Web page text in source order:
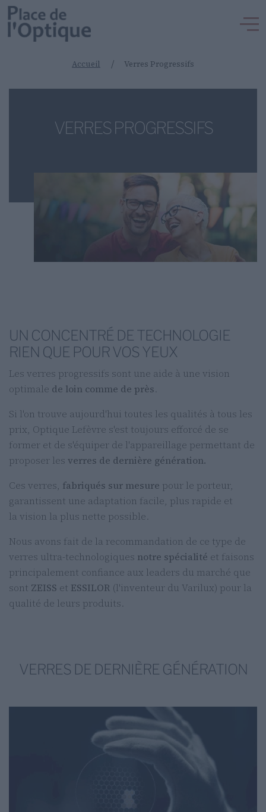
Accueil / Verres Progressifs
VERRES PROGRESSIFS
UN CONCENTRÉ DE TECHNOLOGIE
RIEN QUE POUR VOS YEUX
Les verres progressifs sont une aide à une vision
optimale de loin comme de près.
Si l'on trouve aujourd'hui toutes les qualités à tous les
prix, Optique Lefèvre s'est toujours efforcé de se
former et de s'équiper de l'appareillage permettant de
proposer les verres de dernière génération.
Ces verres, fabriqués sur mesure pour le porteur,
garantissent une adaptation facile, plus rapide et
la vision la plus nette possible.
Nous avons fait de la recommandation de ce type de
verres ultra-technologiques notre spécialité et faisons
principalement confiance aux leaders du marché que
sont ZEISS et ESSILOR (l'inventeur du Varilux) pour la
qualité de leurs produits.
VERRES DE DERNIÈRE GÉNÉRATION